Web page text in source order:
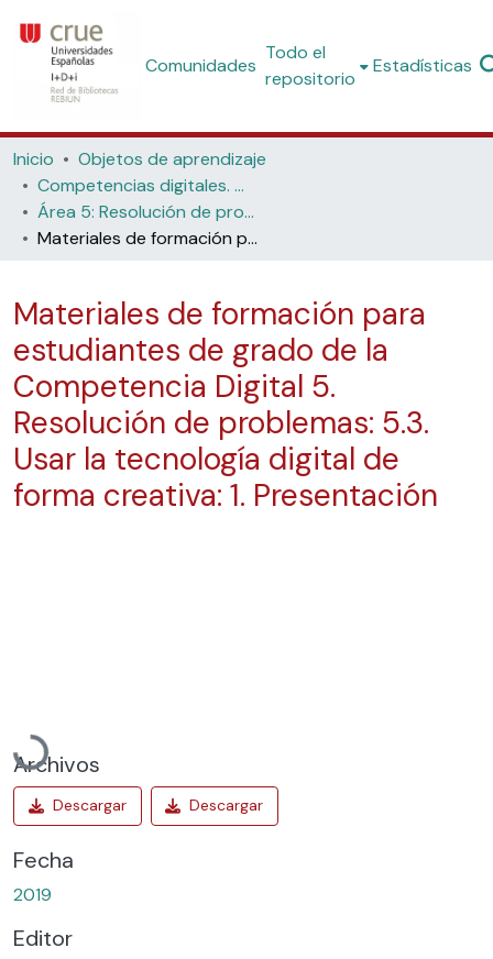
Comunidades
Todo el
repositorio
Estadísticas
Inicio
Objetos de aprendizaje
Competencias digitales. Materiales formativos para estudiantes de grado
Área 5: Resolución de problemas
Materiales de formación para estudiantes de grado de la Competencia Digital 5. Resolución de problemas: 5.3. Usar la tecnología digital de forma creativa: 1. Presentación
Materiales de formación para
estudiantes de grado de la
Competencia Digital 5.
Resolución de problemas: 5.3.
Usar la tecnología digital de
forma creativa: 1. Presentación
Cargando...
Archivos
Fecha
2019
Editor